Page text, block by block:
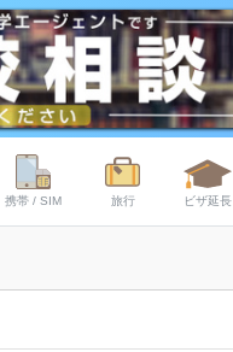
携帯 / SIM 旅行 ビザ延長